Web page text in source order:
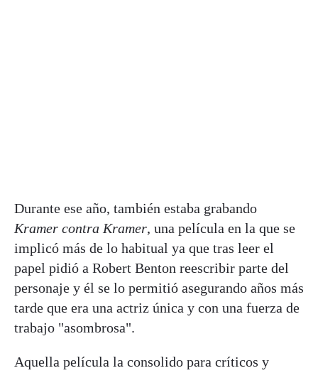
Durante ese año, también estaba grabando
Kramer contra Kramer, una película en la que se
implicó más de lo habitual ya que tras leer el
papel pidió a Robert Benton reescribir parte del
personaje y él se lo permitió asegurando años más
tarde que era una actriz única y con una fuerza de
trabajo "asombrosa".
Aquella película la consolido para críticos y